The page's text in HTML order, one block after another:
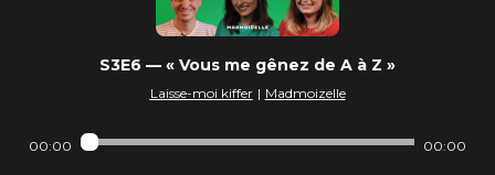
S3E6 — « Vous me gênez de A à Z »
Laisse-moi kiffer | Madmoizelle
00:00 00:00